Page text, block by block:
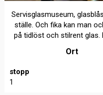
Servisglasmuseum,
ställe. Och fika kan man
på tidlöst och stilrent glas.
Ort
stopp
1